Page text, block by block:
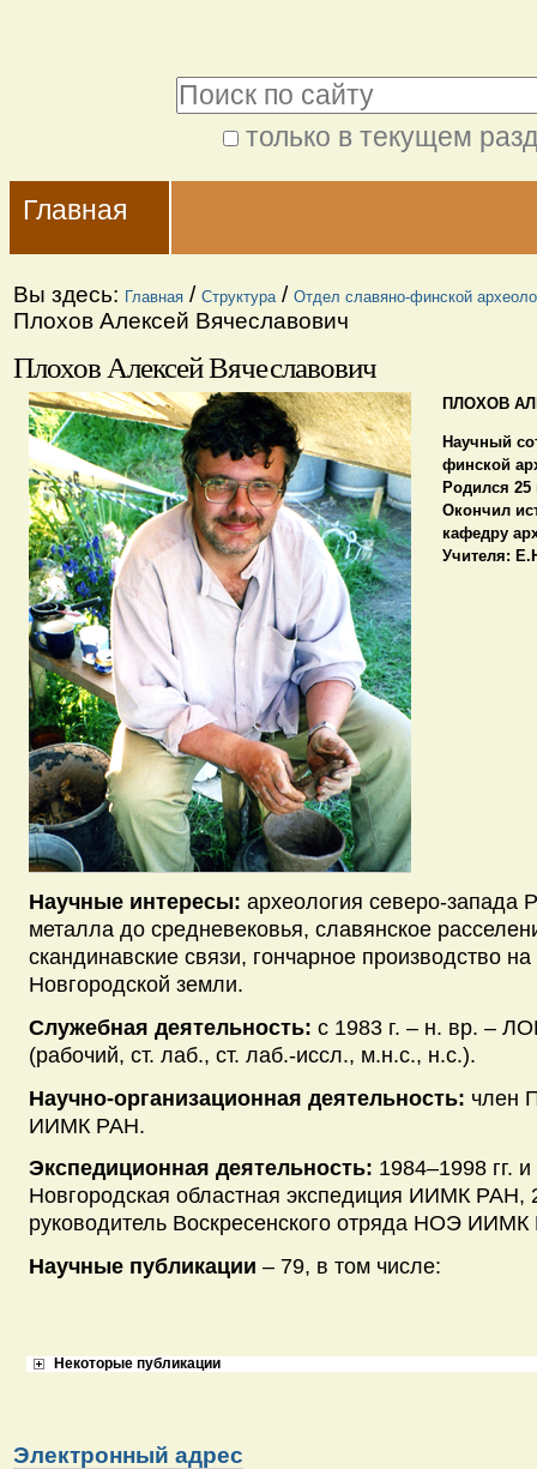
содержимому.
Перейти
навигации
только в текущем
поиск
Navigation
Главная
Вы здесь: Главная / Структура / Отдел славяно-финской
Плохов Алексей Вячеславович
Плохов Алексей Вячеславович
ПЛОХОВ
Научный
финской
Родился 25
Окончил
кафедру
Учителя:
Научные интересы: археология северо-запада
металла до средневековья, славянское
скандинавские связи, гончарное производство
Новгородской земли.
Служебная деятельность: с 1983 г. – н. вр. –
(рабочий, ст. лаб., ст. лаб.-иссл., м.н.с., н.с.).
Научно-организационная деятельность: член
ИИМК РАН.
Экспедиционная деятельность: 1984–1998 гг.
Новгородская областная экспедиция ИИМК РАН,
руководитель Воскресенского отряда НОЭ
Научные публикации – 79, в том числе:
Некоторые публикации
Электронный адрес